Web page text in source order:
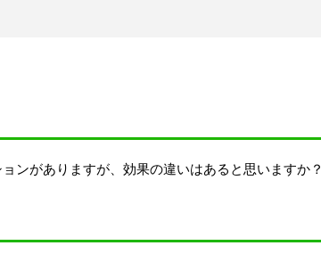
ンがありますが、効果の違いはあると思いますか？